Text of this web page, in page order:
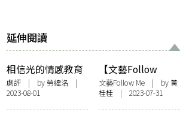
延伸閱讀
相信光的情感教育
——香港戲劇工程
《銀河鐵道之夜》
觀後感
劇評 | by勞緯洛 |
2023-08-01
【文藝Follow
Me】一場正在發生
的夢 《The
Dreaming》江逸天
文藝Follow Me| by 黃
桂桂 | 2023-07-31